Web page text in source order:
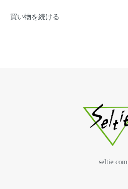
買い物を続ける
seltie.com